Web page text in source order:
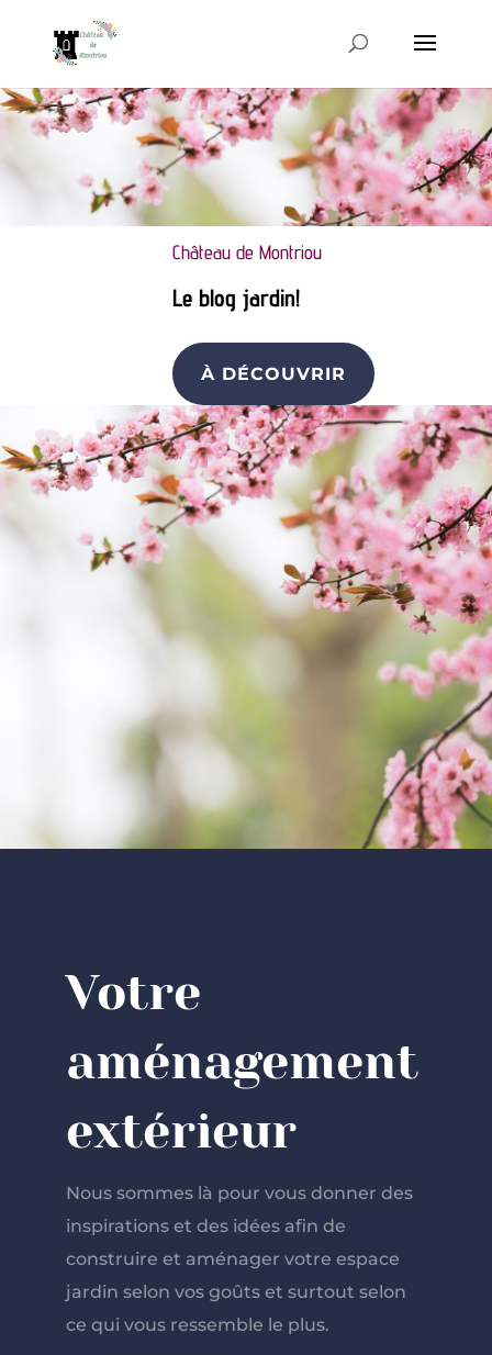
Château de Montriou
Le blog jardin!
À DÉCOUVRIR
Votre
aménagement
extérieur
Nous sommes là pour vous donner des
inspirations et des idées afin de
construire et aménager votre espace
jardin selon vos goûts et surtout selon
ce qui vous ressemble le plus.